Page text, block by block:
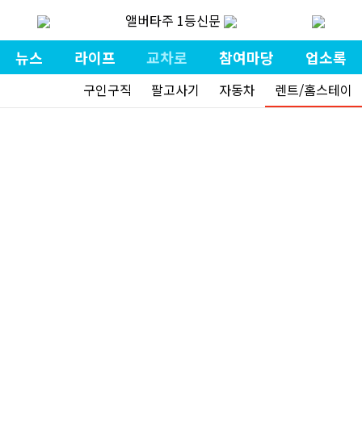
앨버타주 1등신문
뉴스 라이프 교차로 참여마당 업소록
구인구직 팔고사기 자동차 렌트/홈스테이